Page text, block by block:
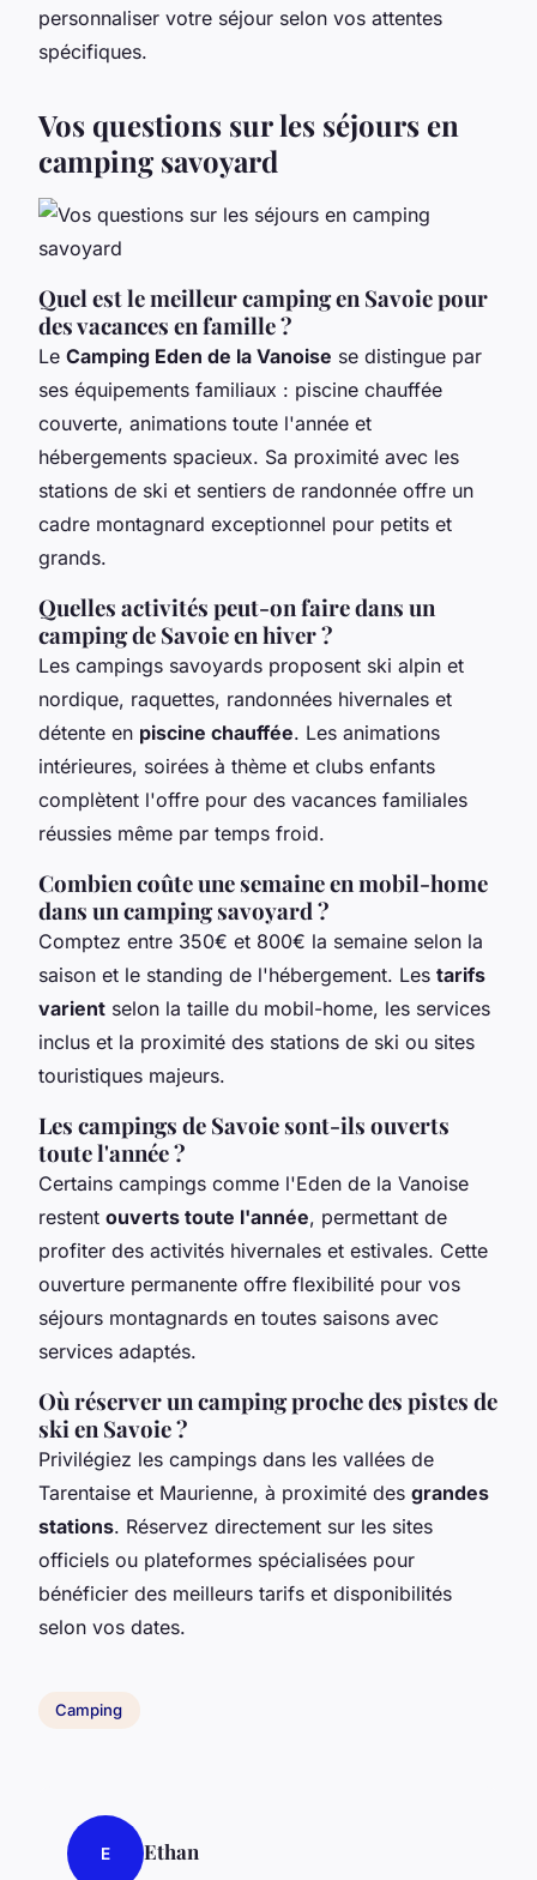
personnaliser votre séjour selon vos attentes
spécifiques.
Vos questions sur les séjours en
camping savoyard
Quel est le meilleur camping en Savoie pour
des vacances en famille ?
Le Camping Eden de la Vanoise se distingue par
ses équipements familiaux : piscine chauffée
couverte, animations toute l'année et
hébergements spacieux. Sa proximité avec les
stations de ski et sentiers de randonnée offre un
cadre montagnard exceptionnel pour petits et
grands.
Quelles activités peut-on faire dans un
camping de Savoie en hiver ?
Les campings savoyards proposent ski alpin et
nordique, raquettes, randonnées hivernales et
détente en piscine chauffée. Les animations
intérieures, soirées à thème et clubs enfants
complètent l'offre pour des vacances familiales
réussies même par temps froid.
Combien coûte une semaine en mobil-home
dans un camping savoyard ?
Comptez entre 350€ et 800€ la semaine selon la
saison et le standing de l'hébergement. Les tarifs
varient selon la taille du mobil-home, les services
inclus et la proximité des stations de ski ou sites
touristiques majeurs.
Les campings de Savoie sont-ils ouverts
toute l'année ?
Certains campings comme l'Eden de la Vanoise
restent ouverts toute l'année, permettant de
profiter des activités hivernales et estivales. Cette
ouverture permanente offre flexibilité pour vos
séjours montagnards en toutes saisons avec
services adaptés.
Où réserver un camping proche des pistes de
ski en Savoie ?
Privilégiez les campings dans les vallées de
Tarentaise et Maurienne, à proximité des grandes
stations. Réservez directement sur les sites
officiels ou plateformes spécialisées pour
bénéficier des meilleurs tarifs et disponibilités
selon vos dates.
Camping
E Ethan